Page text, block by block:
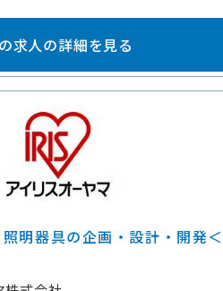
求人の詳細を見る
照明器具の企画・設計・開発＜